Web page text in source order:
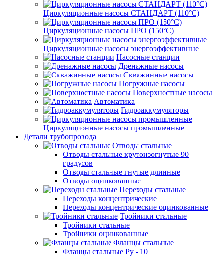
Циркуляционные насосы СТАНДАРТ (110°C)
Циркуляционные насосы ПРО (150°C)
Циркуляционные насосы энергоэффективные
Насосные станции
Дренажные насосы
Скважинные насосы
Погружные насосы
Поверхностные насосы
Автоматика
Гидроаккумуляторы
Циркуляционные насосы промышленные
Детали трубопровода
Отводы стальные
Отводы стальные крутоизогнутые 90
градусов
Отводы стальные гнутые длинные
Отводы оцинкованные
Переходы стальные
Переходы концентрические
Переходы концентрические оцинкованные
Тройники стальные
Тройники стальные
Тройники оцинкованные
Фланцы стальные
Фланцы стальные Ру - 10